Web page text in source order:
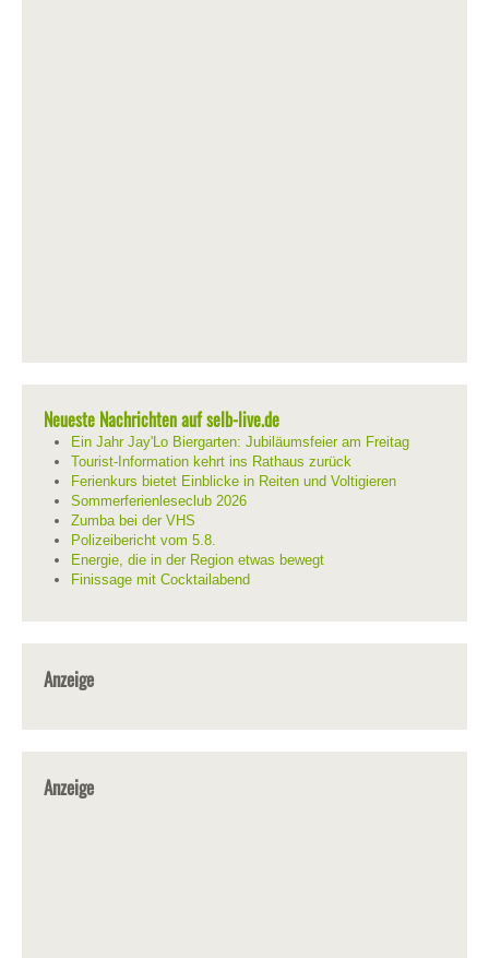
Neueste Nachrichten auf selb-live.de
Ein Jahr Jay'Lo Biergarten: Jubiläumsfeier am Freitag
Tourist-Information kehrt ins Rathaus zurück
Ferienkurs bietet Einblicke in Reiten und Voltigieren
Sommerferienleseclub 2026
Zumba bei der VHS
Polizeibericht vom 5.8.
Energie, die in der Region etwas bewegt
Finissage mit Cocktailabend
Anzeige
Anzeige